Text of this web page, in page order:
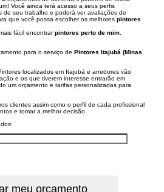
Você ainda terá acesso a seus perfis
de seu trabalho e poderá ver avaliações de
que você possa escolher os melhores pintores
fácil encontrarpintores perto de mim
para o serviço de Pintores Itajubá (Minas
localizados em Itajubá e arredores vão
e os que tiverem interesse entrarão em
um orçamento e tarifas personalizadas para
clientes assim como o perfil de cada profissional
e tomar a melhor decisão.